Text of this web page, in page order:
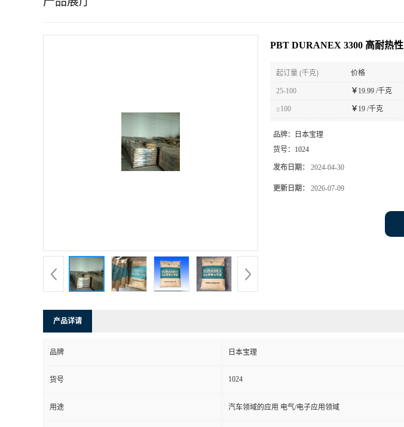
PBT DURANEX 3300 高耐热性
起订量 (千克) 价格
25-100 ￥ 19.99 /千克
≥100 ￥ 19 /千克
品牌：
日本宝理
货号： 1024
发布日期： 2024-04-30
更新日期： 2026-07-09
产品详请
品牌 日本宝理
货号 1024
用途 汽车领域的应用 电气/电子应用领域